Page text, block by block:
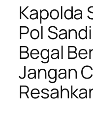
Kapolda
Pol
Begal
Jangan